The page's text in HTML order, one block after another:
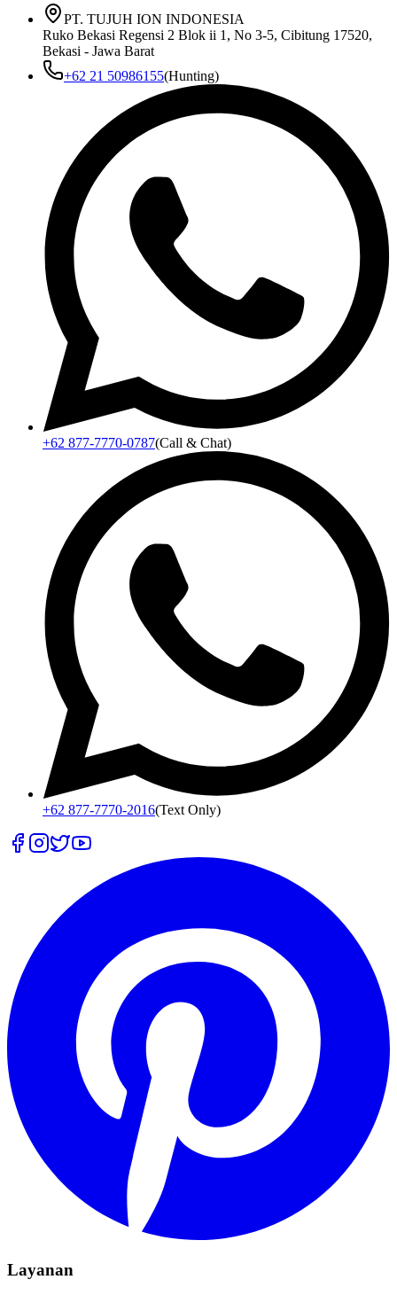
PT. TUJUH ION INDONESIA
Ruko Bekasi Regensi 2 Blok ii 1, No 3-5, Cibitung 17520,
Bekasi - Jawa Barat
+62 21 50986155(Hunting)
+62 877-7770-0787(Call & Chat)
+62 877-7770-2016(Text Only)
Layanan